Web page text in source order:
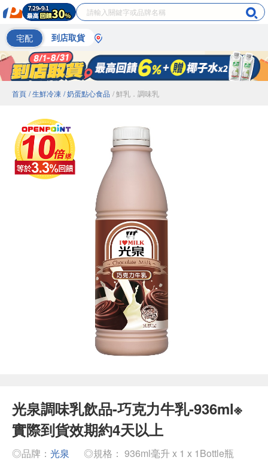
宅配 到店取貨
首頁 / 生鮮冷凍 / 奶蛋點心食品 / 鮮乳．調味乳
光泉調味乳飲品-巧克力牛乳-936ml※
實際到貨效期約4天以上
◎品牌： 光泉
◎規格： 936ml毫升 x 1 x 1Bottle瓶